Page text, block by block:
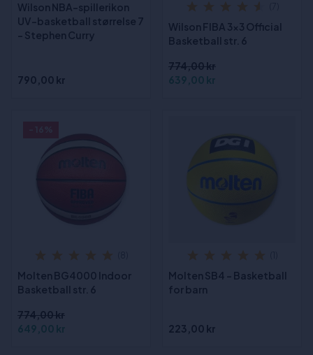
Wilson NBA-spillerikon
UV-basketball størrelse 7
- Stephen Curry
790,00 kr
Wilson FIBA 3x3 Official
Basketball str. 6
774,00 kr
639,00 kr
Molten BG4000 Indoor
Basketball str. 6
774,00 kr
649,00 kr
Molten SB4 - Basketball
for barn
223,00 kr